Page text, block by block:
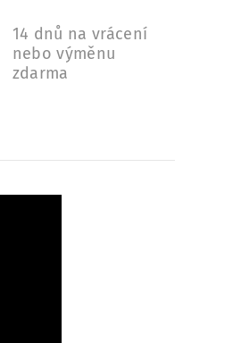
14 dnů na vrácení
nebo výměnu
zdarma